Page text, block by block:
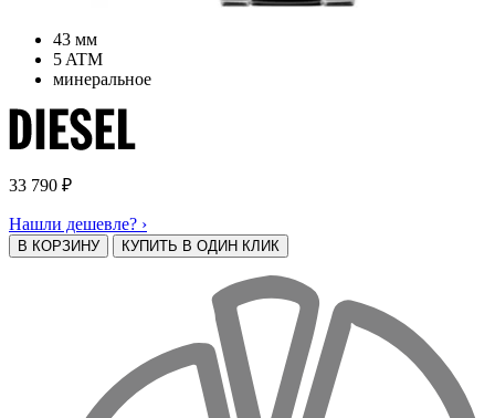
43 мм
5 ATM
минеральное
33 790 ₽
Нашли дешевле? ›
В КОРЗИНУ КУПИТЬ В ОДИН КЛИК